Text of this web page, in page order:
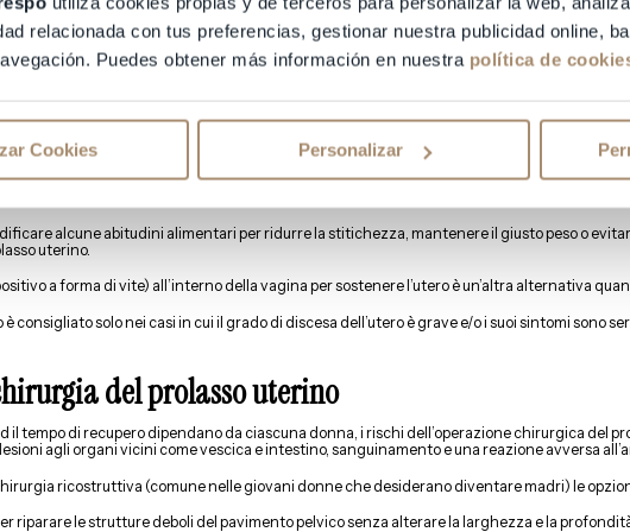
relacionada con tus preferencias, gestionar nuestra publicidad online,
Puedes obtener más información en nuestra política de
Cookies Personalizar
uterino non influisce sulla fertilità femminile, poiché non ha alcun impatto sul
sul passaggio degli spermatozoi.
disagio durante i rapporti sessuali o i suoi sintomi non interferiscano con la vita
condizione può causare complicazioni durante una gravidanza, come infezioni cervicali,
prendere precauzioni per evitarne la comparsa o trattarla nelle sue fasi iniziali (ad
alcune abitudini alimentari per ridurre la stitichezza, mantenere il giusto peso o
uterino.
a forma di vite) all’interno della vagina per sostenere l’utero è un’altra alternativa
consigliato solo nei casi in cui il grado di discesa dell’utero è grave e/o i suoi sintomi sono
del prolasso uterino
il tempo di recupero dipendano da ciascuna donna, i rischi dell’operazione chirurgica del
agli organi vicini come vescica e intestino, sanguinamento e una reazione avversa
ricostruttiva (comune nelle giovani donne che desiderano diventare madri) le
riparare le strutture deboli del pavimento pelvico senza alterare la larghezza e la